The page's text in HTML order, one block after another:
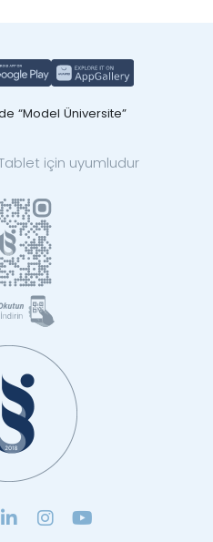
“Model Üniversite”
için uyumludur